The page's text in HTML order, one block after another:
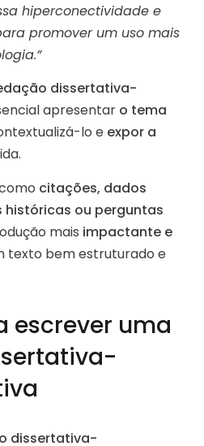
hiperconectividade e
promover um uso mais
dissertativa-
apresentar o tema
lo e expor a
citações, dados
ou perguntas
mais impactante e
texto bem estruturado e
escrever uma
dissertativa-